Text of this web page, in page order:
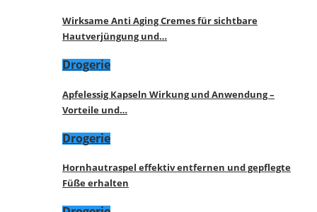
Wirksame Anti Aging Cremes für sichtbare
Hautverjüngung und…
Drogerie
Apfelessig Kapseln Wirkung und Anwendung –
Vorteile und…
Drogerie
Hornhautraspel effektiv entfernen und gepflegte
Füße erhalten